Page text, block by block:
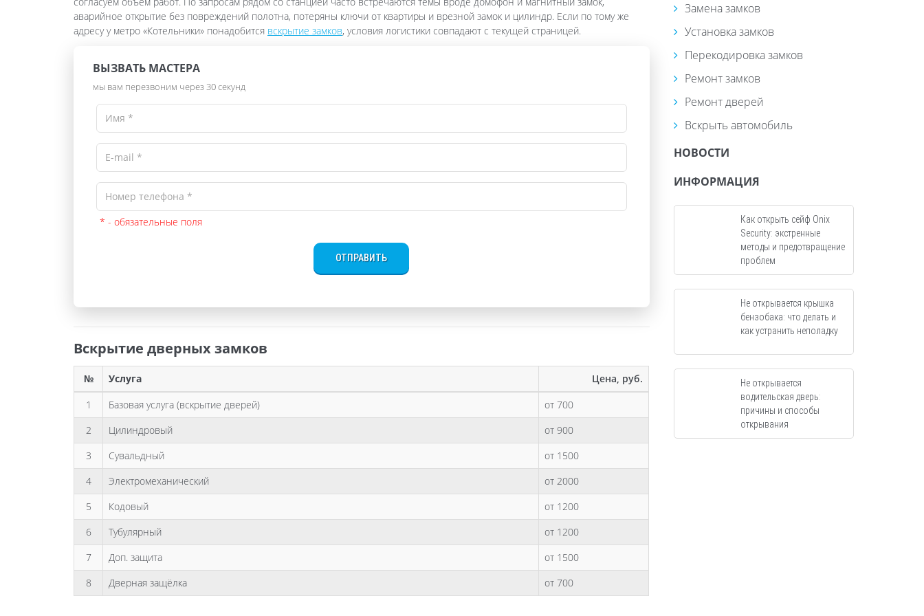
аварийное открытие без повреждений полотна, потеряны ключи от квартиры и врезной замок и цилиндр. Если по тому же
адресу у метро «Котельники» понадобится вскрытие замков, условия логистики совпадают с текущей страницей.
ВЫЗВАТЬ МАСТЕРА
мы вам перезвоним через 30 секунд
* - обязательные поля
ОТПРАВИТЬ
Вскрытие дверных замков
№ Услуга
Цена, руб.
1
Базовая услуга (вскрытие дверей)
от 700
2
Цилиндровый
от 900
3
Сувальдный
от 1500
4
Электромеханический
от 2000
5
Кодовый
от 1200
6
Тубулярный
от 1200
7
Доп. защита
от 1500
8
Дверная защёлка от 700
Замена замков
Установка замков
Перекодировка замков
Ремонт замков
Ремонт дверей
Вскрыть автомобиль
НОВОСТИ
ИНФОРМАЦИЯ
Как открыть сейф Onix
Security: экстренные
методы и предотвращение
проблем
Не открывается крышка
бензобака: что делать и
как устранить неполадку
Не открывается
водительская дверь:
причины и способы
открывания